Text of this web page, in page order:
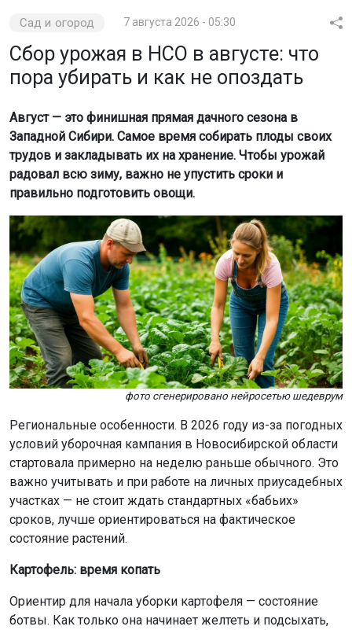
Сад и огород 7 августа 2026 - 05:30
Сбор урожая в НСО в августе: что
пора убирать и как не опоздать
Август — это финишная прямая дачного сезона в
Западной Сибири. Самое время собирать плоды своих
трудов и закладывать их на хранение. Чтобы урожай
радовал всю зиму, важно не упустить сроки и
правильно подготовить овощи.
фото сгенерировано нейросетью шедеврум
Региональные особенности. В 2026 году из-за погодных
условий уборочная кампания в Новосибирской области
стартовала примерно на неделю раньше обычного. Это
важно учитывать и при работе на личных приусадебных
участках — не стоит ждать стандартных «бабьих»
сроков, лучше ориентироваться на фактическое
состояние растений.
Картофель: время копать
Ориентир для начала уборки картофеля — состояние
ботвы. Как только она начинает желтеть и подсыхать,